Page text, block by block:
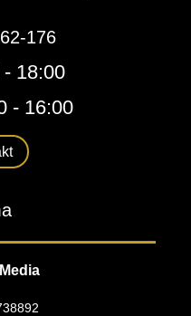
176
18:00
- 16:00